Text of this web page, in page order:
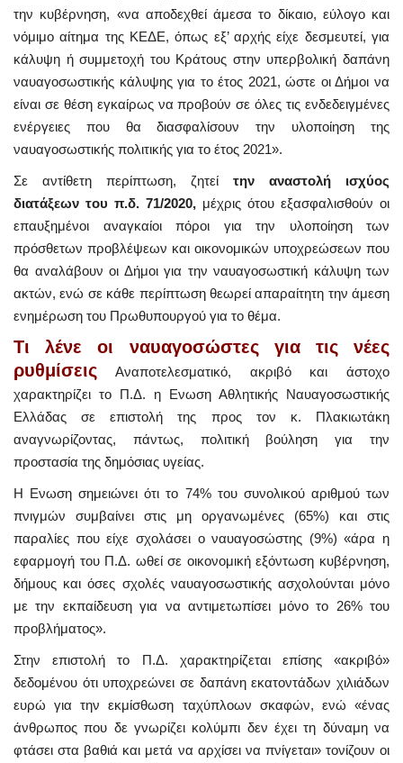
την κυβέρνηση, «να αποδεχθεί άμεσα το δίκαιο, εύλογο και
νόμιμο αίτημα της ΚΕΔΕ, όπως εξ’ αρχής είχε δεσμευτεί, για
κάλυψη ή συμμετοχή του Κράτους στην υπερβολική δαπάνη
ναυαγοσωστικής κάλυψης για το έτος 2021, ώστε οι Δήμοι να
είναι σε θέση εγκαίρως να προβούν σε όλες τις ενδεδειγμένες
ενέργειες που θα διασφαλίσουν την υλοποίηση της
ναυαγοσωστικής πολιτικής για το έτος 2021».
Σε αντίθετη περίπτωση, ζητεί την αναστολή ισχύος
διατάξεων του π.δ. 71/2020, μέχρις ότου εξασφαλισθούν οι
επαυξημένοι αναγκαίοι πόροι για την υλοποίηση των
πρόσθετων προβλέψεων και οικονομικών υποχρεώσεων που
θα αναλάβουν οι Δήμοι για την ναυαγοσωστική κάλυψη των
ακτών, ενώ σε κάθε περίπτωση θεωρεί απαραίτητη την άμεση
ενημέρωση του Πρωθυπουργού για το θέμα.
Τι λένε οι ναυαγοσώστες για τις νέες
ρυθμίσεις Αναποτελεσματικό, ακριβό και άστοχο
χαρακτηρίζει το Π.Δ. η Ενωση Αθλητικής Ναυαγοσωστικής
Ελλάδας σε επιστολή της προς τον κ. Πλακιωτάκη
αναγνωρίζοντας, πάντως, πολιτική βούληση για την
προστασία της δημόσιας υγείας.
Η Ενωση σημειώνει ότι το 74% του συνολικού αριθμού των
πνιγμών συμβαίνει στις μη οργανωμένες (65%) και στις
παραλίες που είχε σχολάσει ο ναυαγοσώστης (9%) «άρα η
εφαρμογή του Π.Δ. ωθεί σε οικονομική εξόντωση κυβέρνηση,
δήμους και όσες σχολές ναυαγοσωστικής ασχολούνται μόνο
με την εκπαίδευση για να αντιμετωπίσει μόνο το 26% του
προβλήματος».
Στην επιστολή το Π.Δ. χαρακτηρίζεται επίσης «ακριβό»
δεδομένου ότι υποχρεώνει σε δαπάνη εκατοντάδων χιλιάδων
ευρώ για την εκμίσθωση ταχύπλοων σκαφών, ενώ «ένας
άνθρωπος που δε γνωρίζει κολύμπι δεν έχει τη δύναμη να
φτάσει στα βαθιά και μετά να αρχίσει να πνίγεται» τονίζουν οι